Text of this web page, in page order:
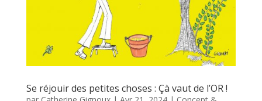
Se réjouir des petites choses : Çà vaut de l’OR !